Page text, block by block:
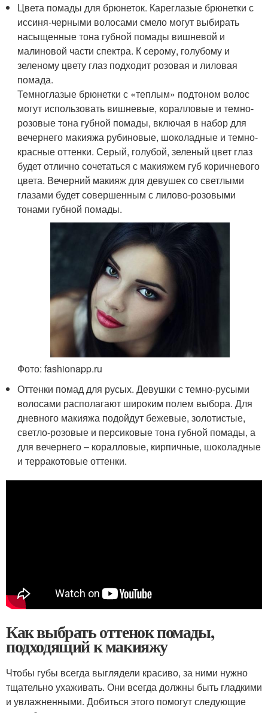
Цвета помады для брюнеток. Кареглазые брюнетки с
иссиня-черными волосами смело могут выбирать
насыщенные тона губной помады вишневой и
малиновой части спектра. К серому, голубому и
зеленому цвету глаз подходит розовая и лиловая
помада.
Темноглазые брюнетки с «теплым» подтоном волос
могут использовать вишневые, коралловые и темно-
розовые тона губной помады, включая в набор для
вечернего макияжа рубиновые, шоколадные и темно-
красные оттенки. Серый, голубой, зеленый цвет глаз
будет отлично сочетаться с макияжем губ коричневого
цвета. Вечерний макияж для девушек со светлыми
глазами будет совершенным с лилово-розовыми
тонами губной помады.
Фото: fashionapp.ru
Оттенки помад для русых. Девушки с темно-русыми
волосами располагают широким полем выбора. Для
дневного макияжа подойдут бежевые, золотистые,
светло-розовые и персиковые тона губной помады, а
для вечернего – коралловые, кирпичные, шоколадные
и терракотовые оттенки.
Как выбрать оттенок помады,
подходящий к макияжу
Чтобы губы всегда выглядели красиво, за ними нужно
тщательно ухаживать. Они всегда должны быть гладкими
и увлажненными. Добиться этого помогут следующие